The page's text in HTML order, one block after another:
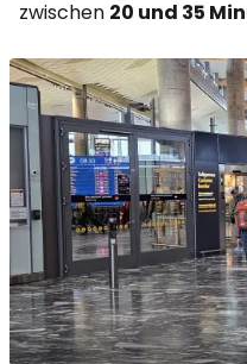
zwischen 20 und 35